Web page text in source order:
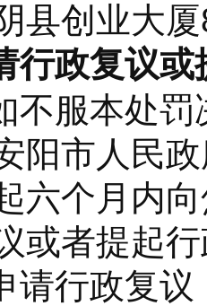
县创业大
行政复议
不服本处
阳市人民
六个月内
或者提起
请行政复